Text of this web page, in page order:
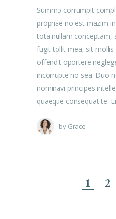
Summo corrumpit
propriae no est mazim
tota nullam conceptam,
fugit tollit mea, sit mollis
offendit oportere
incorrupte no sea. Duo
nominavi principes
quaeque consequat te.
by Grace
1 2